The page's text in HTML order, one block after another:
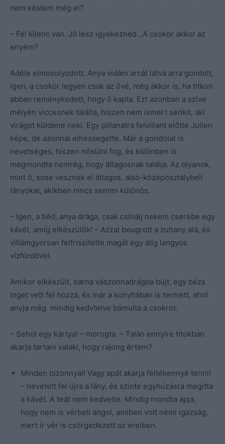
nem késtem még el?
– Fél kilenc van. Jó lesz igyekezned…A csokor akkor az
enyém?
Adéle elmosolyodott. Anya vidám arcát látva arra gondolt,
igen, a csokor legyen csak az övé, még akkor is, ha titkon
abban reménykedett, hogy ő kapta. Ezt azonban a szíve
mélyén viccesnek találta, hiszen nem ismert senkit, aki
virágot küldene neki. Egy pillanatra felvillant előtte Julien
képe, de azonnal elhessegette. Már a gondolat is
nevetséges, hiszen nősülni fog, és különben is
megmondta nemrég, hogy átlagosnak találja. Az olyanok,
mint ő, sose vesznek el átlagos, alsó-középosztálybeli
lányokat, akikben nincs semmi különös.
– Igen, a tiéd, anya drága, csak csinálj nekem cserébe egy
kávét, amíg elkészülök! – Azzal beugrott a zuhany alá, és
villámgyorsan felfrissítette magát egy alig langyos
vízfürdővel.
Amikor elkészült, barna vászonnadrágba bújt, egy bézs
inget vett fel hozzá, és már a konyhában is termett, ahol
anyja még mindig kedvtelve bámulta a csokrot.
– Sehol egy kártya! – morogta. – Talán ennyire titokban
akarja tartani valaki, hogy rajong értem?
Minden bizonnyal! Vagy apát akarja féltékennyé tenni!
– nevetett fel újra a lány, és szinte egyhúzásra megitta
a kávét. A teát nem kedvelte. Mindig mondta apja,
hogy nem is vérbeli angol, amiben volt némi igazság,
mert ír vér is csörgedezett az ereiben.